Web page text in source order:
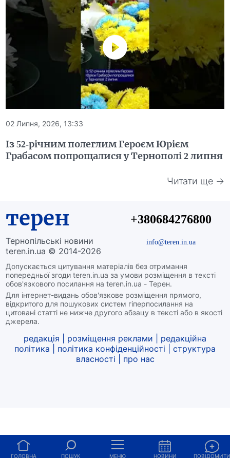
02 Липня, 2026, 13:33
Із 52-річним полеглим Героєм Юрієм
Грабасом попрощалися у Тернополі 2 липня
Читати ще →
терен
Тернопільські новини
teren.in.ua © 2014-2026
Допускається цитування матеріалів без отримання
попередньої згоди teren.in.ua за умови розміщення в тексті
обов'язкового посилання на teren.in.ua - Терен.
Для інтернет-видань обов'язкове розміщення прямого,
відкритого для пошукових систем гіперпосилання на
цитовані статті не нижче другого абзацу в тексті або в якості
джерела.
+380684276800
info@teren.in.ua
редакція розміщення реклами
редакційна
політика
політика конфіденційності
структура
власності
про нас
ГОЛОВНА ПОШУК МЕНЮ НОВИНИ